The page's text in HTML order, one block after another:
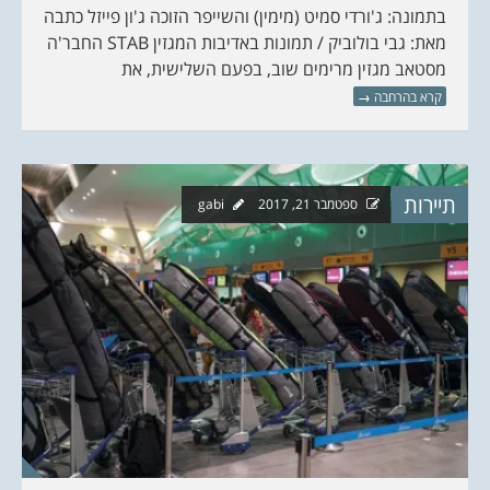
בתמונה: ג'ורדי סמיט (מימין) והשייפר הזוכה ג'ון פייזל כתבה
מאת: גבי בולוביק / תמונות באדיבות המגזין STAB החבר'ה
מסטאב מגזין מרימים שוב, בפעם השלישית, את
קרא בהרחבה →
תיירות ספטמבר 21, 2017 gabi